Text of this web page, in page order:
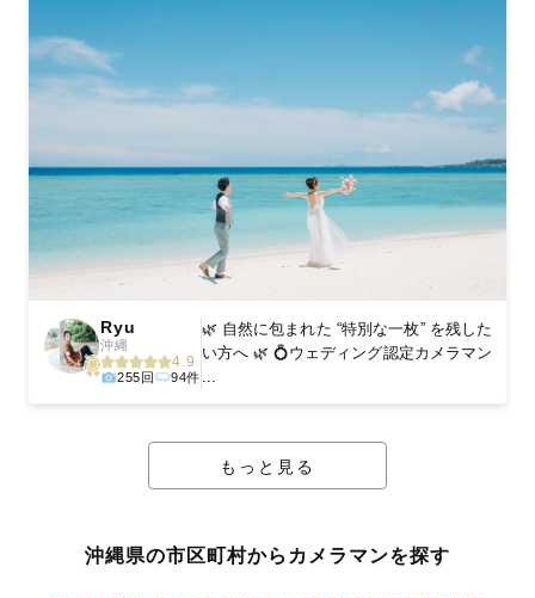
Ryu
沖縄
4.9
255回 94件
🌿 自然に包まれた “特別な一枚” を残した
い方へ 🌿 💍ウェディング認定カメラマン
...
もっと見る
沖縄県の市区町村からカメラマンを探す